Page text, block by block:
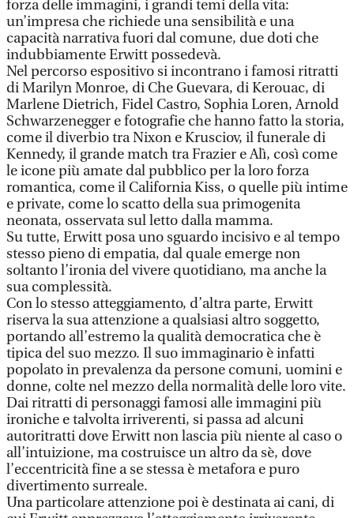
forza delle immagini, i grandi temi della vita:
un’impresa che richiede una sensibilità e una
capacità narrativa fuori dal comune, due doti che
indubbiamente Erwitt possedevà.
Nel percorso espositivo si incontrano i famosi ritratti
di Marilyn Monroe, di Che Guevara, di Kerouac, di
Marlene Dietrich, Fidel Castro, Sophia Loren, Arnold
Schwarzenegger e fotografie che hanno fatto la storia,
come il diverbio tra Nixon e Krusciov, il funerale di
Kennedy, il grande match tra Frazier e Alì, così come
le icone più amate dal pubblico per la loro forza
romantica, come il California Kiss, o quelle più intime
e private, come lo scatto della sua primogenita
neonata, osservata sul letto dalla mamma.
Su tutte, Erwitt posa uno sguardo incisivo e al tempo
stesso pieno di empatia, dal quale emerge non
soltanto l’ironia del vivere quotidiano, ma anche la
sua complessità.
Con lo stesso atteggiamento, d’altra parte, Erwitt
riserva la sua attenzione a qualsiasi altro soggetto,
portando all’estremo la qualità democratica che è
tipica del suo mezzo. Il suo immaginario è infatti
popolato in prevalenza da persone comuni, uomini e
donne, colte nel mezzo della normalità delle loro vite.
Dai ritratti di personaggi famosi alle immagini più
ironiche e talvolta irriverenti, si passa ad alcuni
autoritratti dove Erwitt non lascia più niente al caso o
all’intuizione, ma costruisce un altro da sè, dove
l’eccentricità fine a se stessa è metafora e puro
divertimento surreale.
Una particolare attenzione poi è destinata ai cani, di